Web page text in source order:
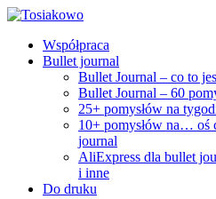
Współpraca
Bullet journal
Bullet Journal – co to
Bullet Journal – 60
25+ pomysłów na
10+ pomysłów na… oś
journal
AliExpress dla bullet
i inne
Do druku